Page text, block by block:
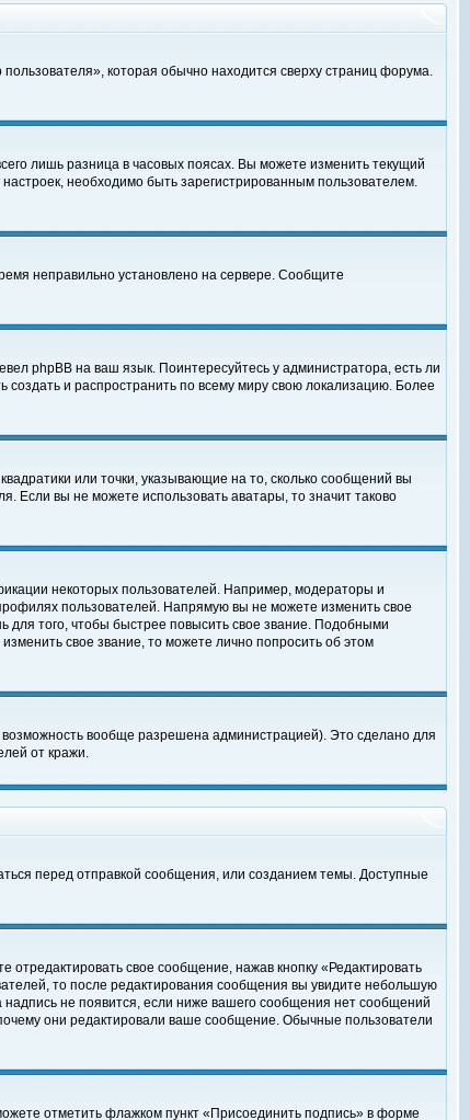
которая обычно находится сверху страниц форума.
лишь разница в часовых поясах. Вы можете изменить текущий
необходимо быть зарегистрированным пользователем.
неправильно установлено на сервере. Сообщите
phpBB на ваш язык. Поинтересуйтесь у администратора, есть ли
создать и распространить по всему миру свою локализацию. Более
или точки, указывающие на то, сколько сообщений вы
Если вы не можете использовать аватары, то значит таково
некоторых пользователей. Например, модераторы и
пользователей. Напрямую вы не можете изменить свое
для того, чтобы быстрее повысить свое звание. Подобными
свое звание, то можете лично попросить об этом
вообще разрешена администрацией). Это сделано для
от кражи.
перед отправкой сообщения, или созданием темы. Доступные
свое сообщение, нажав кнопку «Редактировать
то после редактирования сообщения вы увидите небольшую
не появится, если ниже вашего сообщения нет сообщений
они редактировали ваше сообщение. Обычные пользователи
отметить флажком пункт «Присоединить подпись» в форме